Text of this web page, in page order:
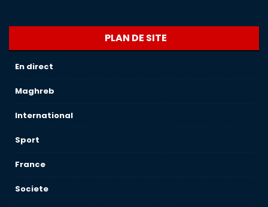
PLAN DE SITE
En direct
Maghreb
International
Sport
France
Societe